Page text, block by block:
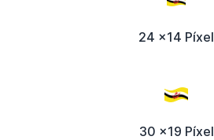
24 x14 Píxel
30 x19 Píxel